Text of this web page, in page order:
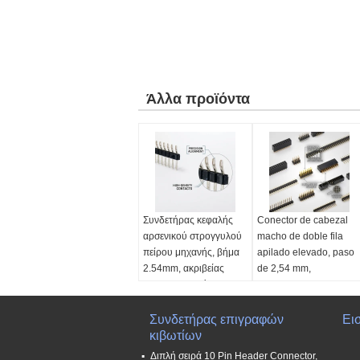
Άλλα προϊόντα
Συνδετήρας κεφαλής
αρσενικού στρογγυλού
πείρου μηχανής, βήμα
2.54mm, ακριβείας
PCB
Πίσσα:2,54mm x
2,54mm
Conector de cabezal
macho de doble fila
apilado elevado, paso
de 2,54 mm,
altura extendida
2,54mm
Συνδετήρας επιγραφών
κιβωτίων
Διπλή σειρά 10 Pin Header Connector,